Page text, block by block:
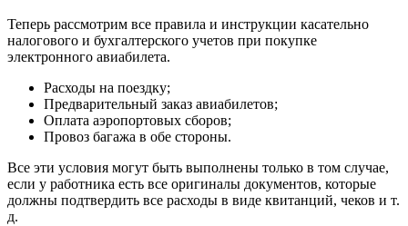
Теперь рассмотрим все правила и инструкции касательно
налогового и бухгалтерского учетов при покупке
электронного авиабилета.
Расходы на поездку;
Предварительный заказ авиабилетов;
Оплата аэропортовых сборов;
Провоз багажа в обе стороны.
Все эти условия могут быть выполнены только в том случае,
если у работника есть все оригиналы документов, которые
должны подтвердить все расходы в виде квитанций, чеков и т.
д.